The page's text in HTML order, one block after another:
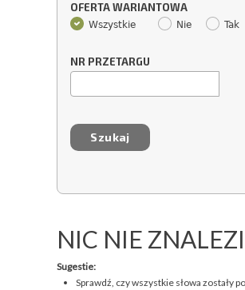
OFERTA WARIANTOWA
Wszystkie Nie Tak
NR PRZETARGU
NIC NIE
Sugestie:
Sprawdź, czy wszystkie słowa zostały